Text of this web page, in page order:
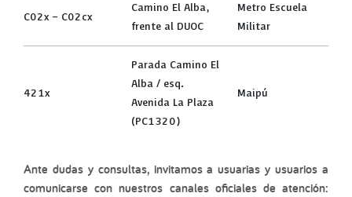
C02x – C02cx
Camino El Alba,
frente al DUOC
Metro Escuela
Militar
421x
Parada Camino El
Alba / esq.
Avenida La Plaza
(PC1320)
Maipú
Ante dudas y consultas, invitamos a usuarias y usuarios a
comunicarse con nuestros canales oficiales de atención: